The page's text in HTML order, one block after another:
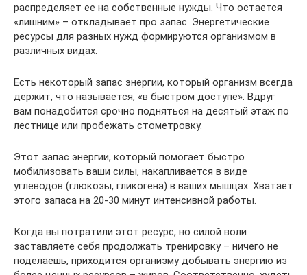
распределяет ее на собственные нужды. Что остается
«лишним» – откладывает про запас. Энергетические
ресурсы для разных нужд формируются организмом в
различных видах.
Есть некоторый запас энергии, который организм всегда
держит, что называется, «в быстром доступе». Вдруг
вам понадобится срочно подняться на десятый этаж по
лестнице или пробежать стометровку.
Этот запас энергии, который помогает быстро
мобилизовать ваши силы, накапливается в виде
углеводов (глюкозы, гликогена) в ваших мышцах. Хватает
этого запаса на 20-30 минут интенсивной работы.
Когда вы потратили этот ресурс, но силой воли
заставляете себя продолжать тренировку – ничего не
поделаешь, приходится организму добывать энергию из